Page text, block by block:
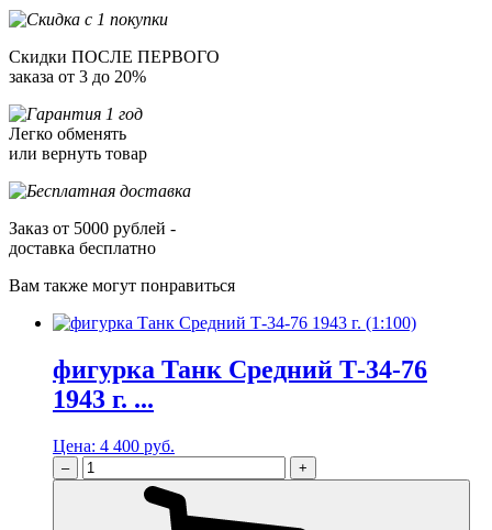
Скидки ПОСЛЕ ПЕРВОГО
заказа от 3 до 20%
Легко обменять
или вернуть товар
Заказ от 5000 рублей -
доставка бесплатно
Вам также могут понравиться
фигурка Танк Средний Т-34-76
1943 г. ...
Цена: 4 400 руб.
– +